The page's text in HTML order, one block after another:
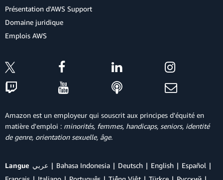
Présentation d'AWS Support
Domaine juridique
Emplois AWS
Amazon est un employeur qui souscrit aux principes d'équité en
matière d'emploi : minorités, femmes, handicaps, seniors, identité
de genre, orientation sexuelle, âge.
Langue عربي Bahasa Indonesia Deutsch English
Español